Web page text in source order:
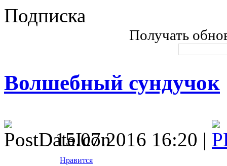
Подписка
Получать
Волшебный сундучок
15.07.2016 16:20 |
Нравится